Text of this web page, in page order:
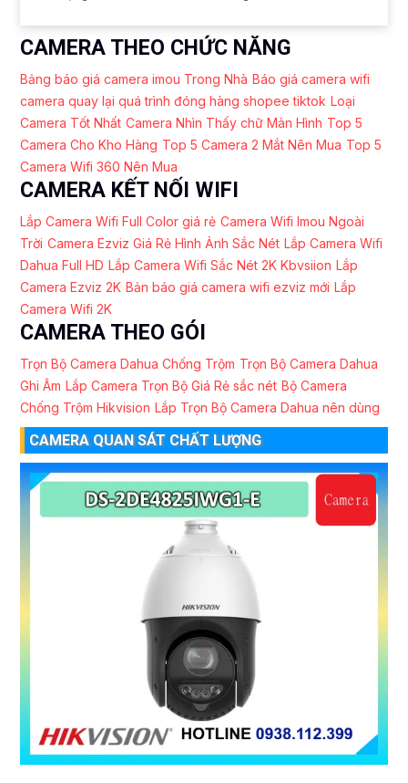
CAMERA THEO CHỨC NĂNG
Bảng báo giá camera imou Trong Nhà Báo giá camera wifi
camera quay lại quá trình đóng hàng shopee tiktok Loại
Camera Tốt Nhất Camera Nhìn Thấy chữ Màn Hình Top 5
Camera Cho Kho Hàng Top 5 Camera 2 Mắt Nên Mua Top 5
Camera Wifi 360 Nên Mua
CAMERA KẾT NỐI WIFI
Lắp Camera Wifi Full Color giá rẻ Camera Wifi Imou Ngoài
Trời Camera Ezviz Giá Rẻ Hình Ảnh Sắc Nét Lắp Camera Wifi
Dahua Full HD Lắp Camera Wifi Sắc Nét 2K Kbvsiion Lắp
Camera Ezviz 2K Bản báo giá camera wifi ezviz mới Lắp
Camera Wifi 2K
CAMERA THEO GÓI
Trọn Bộ Camera Dahua Chống Trộm Trọn Bộ Camera Dahua
Ghi Âm Lắp Camera Trọn Bộ Giá Rẻ sắc nét Bộ Camera
Chống Trộm Hikvision Lắp Trọn Bộ Camera Dahua nên dùng
CAMERA QUAN SÁT CHẤT LƯỢNG